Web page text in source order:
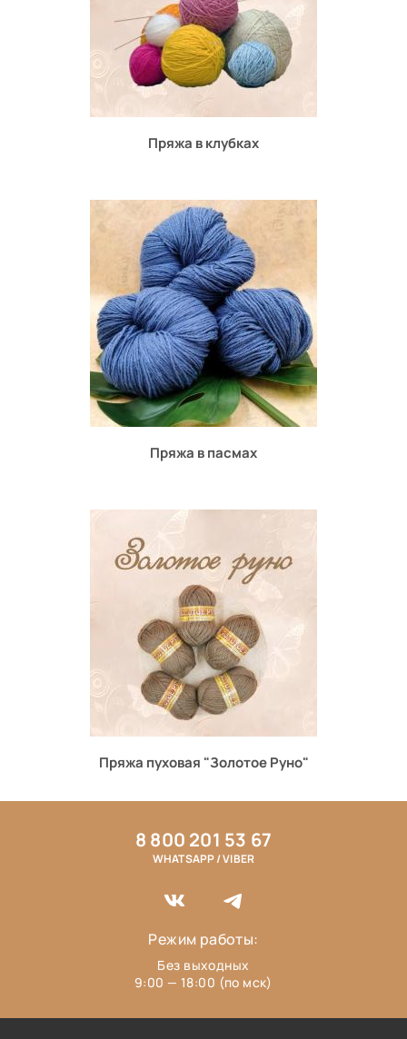
Пряжа в клубках
Пряжа в пасмах
Пряжа пуховая "Золотое Руно"
8 800 201 53 67
WHATSAPP / VIBER
Режим работы:
Без выходных
9:00 — 18:00 (по мск)